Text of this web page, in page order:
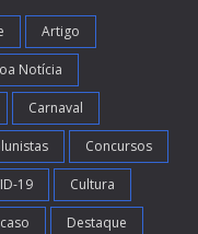
Artigo
Notícia
Carnaval
Concursos
19 Cultura
Destaque